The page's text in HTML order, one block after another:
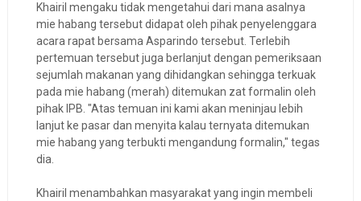
Khairil mengaku tidak mengetahui dari mana asalnya
mie habang tersebut didapat oleh pihak penyelenggara
acara rapat bersama Asparindo tersebut. Terlebih
pertemuan tersebut juga berlanjut dengan pemeriksaan
sejumlah makanan yang dihidangkan sehingga terkuak
pada mie habang (merah) ditemukan zat formalin oleh
pihak IPB. "Atas temuan ini kami akan meninjau lebih
lanjut ke pasar dan menyita kalau ternyata ditemukan
mie habang yang terbukti mengandung formalin," tegas
dia.
Khairil menambahkan masyarakat yang ingin membeli